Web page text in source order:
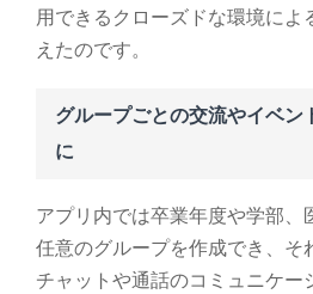
用できるクローズドな環境に
えたのです。
グループごとの交流やイベン
に
アプリ内では卒業年度や学部
任意のグループを作成でき、そ
チャットや通話のコミュニケー